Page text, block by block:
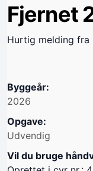
Fjernet
Hurtig melding fra
Byggeår:
2026
Opgave:
Udvendig
Vil du bruge